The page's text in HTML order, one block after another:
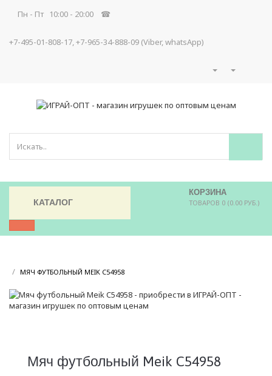
Пн - Пт 10:00 - 20:00 ☎
+7-495-01-808-17, +7-965-34-888-09 (Viber, whatsApp)
КОРЗИНА
ТОВАРОВ 0 (0.00 РУБ.)
КАТАЛОГ
/ МЯЧ ФУТБОЛЬНЫЙ MEIK C54958
Мяч футбольный Meik C54958